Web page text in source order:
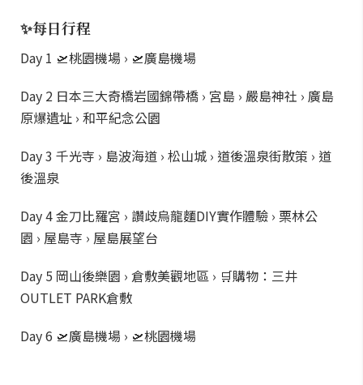
✨每日行程
Day 1 🛫桃園機場 › 🛫廣島機場
Day 2 日本三大奇橋岩國錦帶橋 › 宮島 › 嚴島神社 › 廣島
原爆遺址 › 和平紀念公園
Day 3 千光寺 › 島波海道 › 松山城 › 道後溫泉街散策 › 道
後溫泉
Day 4 金刀比羅宮 › 讚歧烏龍麵DIY實作體驗 › 栗林公
園 › 屋島寺 › 屋島展望台
Day 5 岡山後樂園 › 倉敷美觀地區 › 🛒購物：三井
OUTLET PARK倉敷
Day 6 🛫廣島機場 › 🛫桃園機場